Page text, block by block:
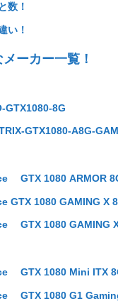
数！
い！
ーカー一覧！
GTX1080-8G
GTX1080-A8G-
GTX 1080 ARMOR
GTX 1080 GAMING X
GTX 1080 GAMING
GTX 1080 Mini ITX
GTX 1080 G1